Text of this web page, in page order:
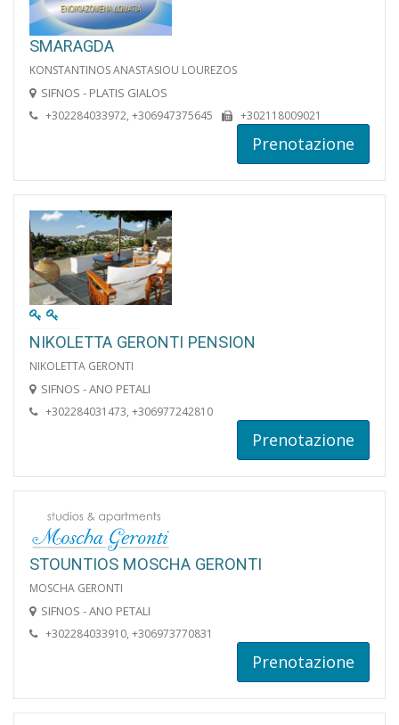
SMARAGDA
KONSTANTINOS ANASTASIOU LOUREZOS
SIFNOS - PLATIS GIALOS
+302284033972, +306947375645 +302118009021
Prenotazione
NIKOLETTA GERONTI PENSION
NIKOLETTA GERONTI
SIFNOS - ANO PETALI
+302284031473, +306977242810
Prenotazione
STOUNTIOS MOSCHA GERONTI
MOSCHA GERONTI
SIFNOS - ANO PETALI
+302284033910, +306973770831
Prenotazione